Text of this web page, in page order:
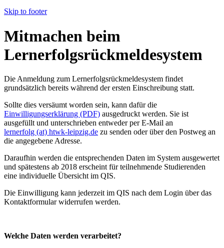
Skip to footer
Mitmachen beim
Lernerfolgsrückmeldesystem
Die Anmeldung zum Lernerfolgsrückmeldesystem findet
grundsätzlich bereits während der ersten Einschreibung statt.
Sollte dies versäumt worden sein, kann dafür die
Einwilligungserklärung (PDF) ausgedruckt werden. Sie ist
ausgefüllt und unterschrieben entweder per E-Mail an
lernerfolg (at) htwk-leipzig.de zu senden oder über den Postweg an
die angegebene Adresse.
Daraufhin werden die entsprechenden Daten im System ausgewertet
und spätestens ab 2018 erscheint für teilnehmende Studierenden
eine individuelle Übersicht im QIS.
Die Einwilligung kann jederzeit im QIS nach dem Login über das
Kontaktformular widerrufen werden.
Welche Daten werden verarbeitet?